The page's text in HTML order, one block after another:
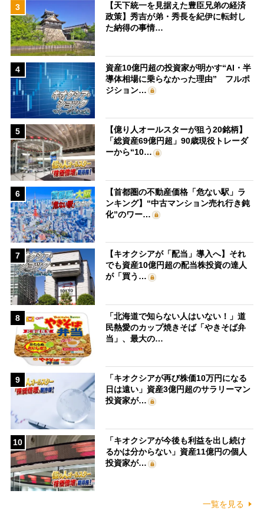
3
【天下統一を見据えた豊臣兄弟の経済
政策】秀吉が弟・秀長を紀伊に転封し
た納得の事情…
4
資産10億円超の投資家が明かす“AI・半
導体相場に乗らなかった理由” フルポ
ジション…
5
【億り人オールスターが狙う20銘柄】
「総資産69億円超」90歳現役トレーダ
ーから“10…
6
【首都圏の不動産価格「危ない駅」ラ
ンキング】“中古マンション売れ行き鈍
化”のワー…
7
【キオクシアが「配当」導入へ】それ
でも資産10億円超の配当株投資の達人
が「買う…
8
「北海道で知らない人はいない！」道
民熱愛のカップ焼きそば「やきそば弁
当」、最大の…
9
「キオクシアが再び株価10万円になる
日は遠い」資産3億円超のサラリーマン
投資家が…
10
「キオクシアが今後も利益を出し続け
るかは分からない」資産11億円の個人
投資家が…
一覧を見る